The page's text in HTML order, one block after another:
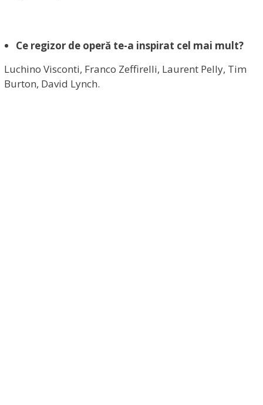
Ce regizor de operă te-a inspirat cel mai mult?
Luchino Visconti, Franco Zeffirelli, Laurent Pelly, Tim
Burton, David Lynch.